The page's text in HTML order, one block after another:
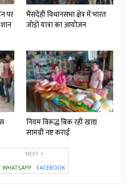
पर
भैंसदेही विधानसभा क्षेत्र में भारत
जोड़ो यात्रा का आयोजन
नियम विरूद्ध बिक रही खाद्य
सामग्री नष्ट कराई
NEXT
WHATSAPP
FACEBOOK